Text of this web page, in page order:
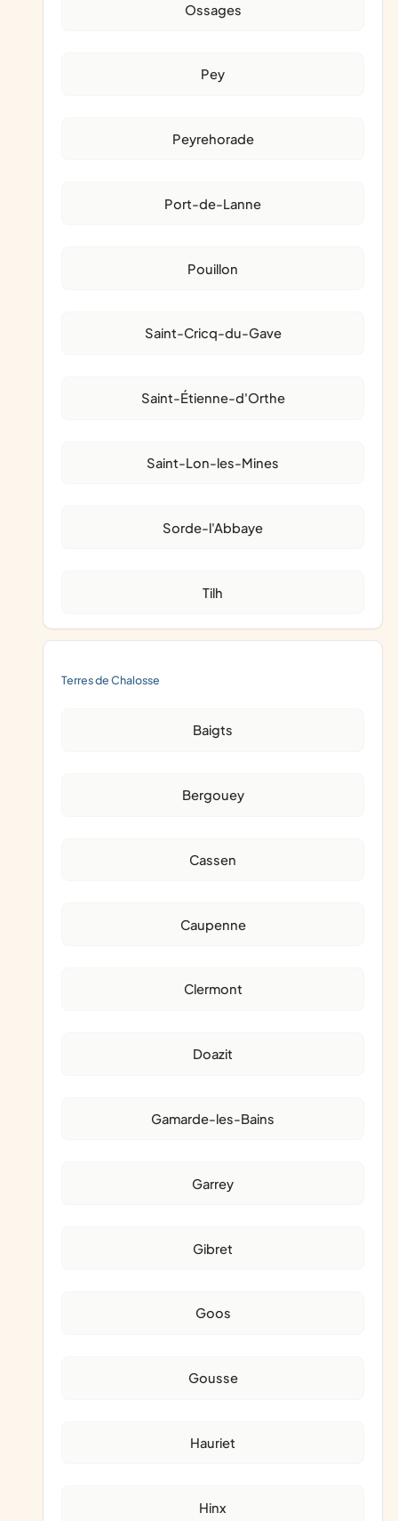
Ossages
Pey
Peyrehorade
Port-de-Lanne
Pouillon
Saint-Cricq-du-Gave
Saint-Étienne-d'Orthe
Saint-Lon-les-Mines
Sorde-l'Abbaye
Tilh
Terres de Chalosse
Baigts
Bergouey
Cassen
Caupenne
Clermont
Doazit
Gamarde-les-Bains
Garrey
Gibret
Goos
Gousse
Hauriet
Hinx